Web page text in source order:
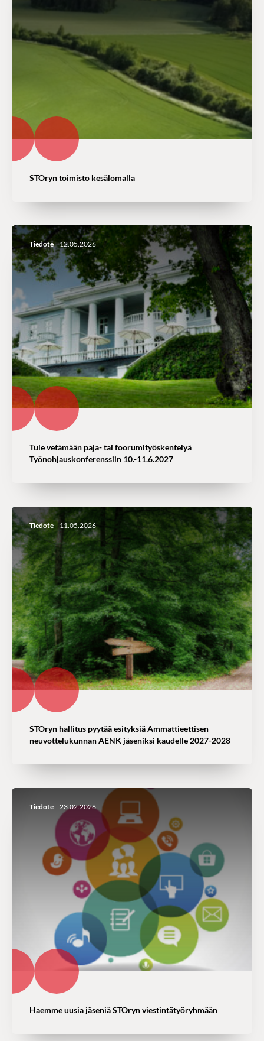
STOryn toimisto kesälomalla
Tiedote 12.05.2026
Tule vetämään paja- tai foorumityöskentelyä
Työnohjauskonferenssiin 10.-11.6.2027
Tiedote 11.05.2026
STOryn hallitus pyytää esityksiä Ammattieettisen
neuvottelukunnan AENK jäseniksi kaudelle 2027-2028
Tiedote 23.02.2026
Haemme uusia jäseniä STOryn viestintätyöryhmään